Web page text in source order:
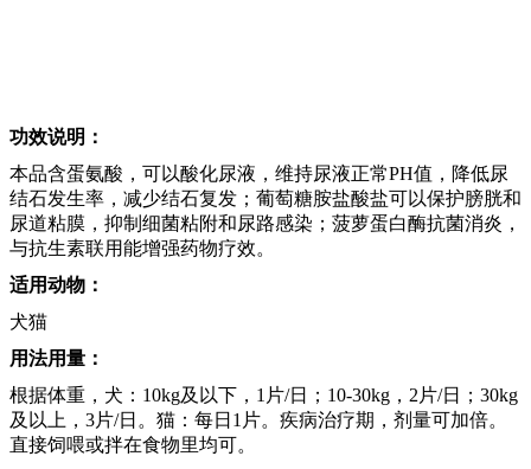
功效说明：
本品含蛋氨酸，可以酸化尿液，维持尿液正常PH值，降低尿
结石发生率，减少结石复发；葡萄糖胺盐酸盐可以保护膀胱和
尿道粘膜，抑制细菌粘附和尿路感染；菠萝蛋白酶抗菌消炎，
与抗生素联用能增强药物疗效。
适用动物：
犬猫
用法用量：
根据体重，犬：10kg及以下，1片/日；10-30kg，2片/日；30kg
及以上，3片/日。猫：每日1片。疾病治疗期，剂量可加倍。
直接饲喂或拌在食物里均可。